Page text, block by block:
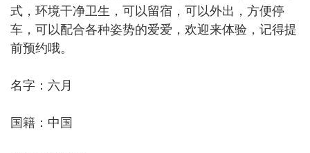
式，环境干净卫生，可以留宿，可以外出，方便停
车，可以配合各种姿势的爱爱，欢迎来体验，记得提
前预约哦。
名字：六月
国籍：中国